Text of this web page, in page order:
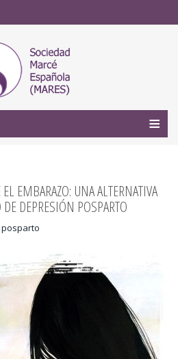
EMBARAZO: UNA ALTERNATIVA
DEPRESIÓN POSPARTO